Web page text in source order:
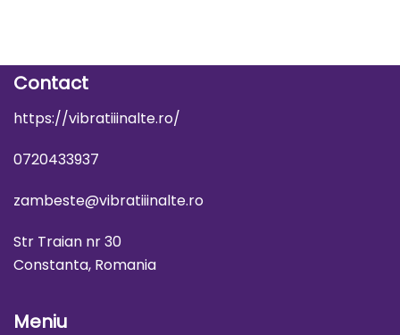
Contact
https://vibratiiinalte.ro/
0720433937
zambeste@vibratiiinalte.ro
Str Traian nr 30
Constanta, Romania
Meniu